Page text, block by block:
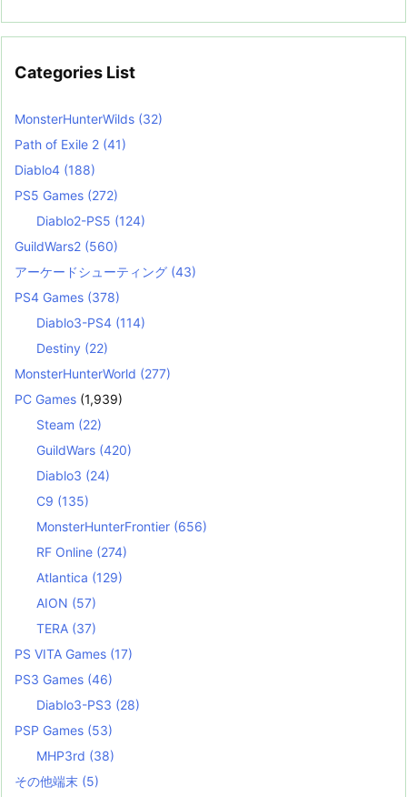
Categories List
MonsterHunterWilds (32)
Path of Exile 2 (41)
Diablo4 (188)
PS5 Games (272)
Diablo2-PS5 (124)
GuildWars2 (560)
アーケードシューティング (43)
PS4 Games (378)
Diablo3-PS4 (114)
Destiny (22)
MonsterHunterWorld (277)
PC Games (1,939)
Steam (22)
GuildWars (420)
Diablo3 (24)
C9 (135)
MonsterHunterFrontier (656)
RF Online (274)
Atlantica (129)
AION (57)
TERA (37)
PS VITA Games (17)
PS3 Games (46)
Diablo3-PS3 (28)
PSP Games (53)
MHP3rd (38)
その他端末 (5)